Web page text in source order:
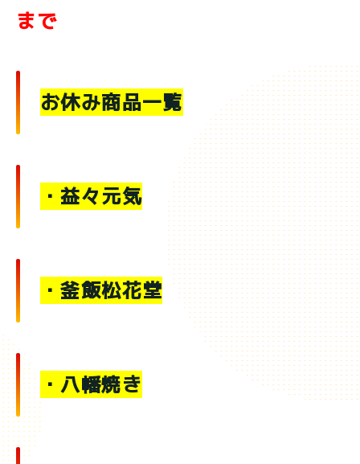
まで
お休み商品一覧
・益々元気
・釜飯松花堂
・八幡焼き